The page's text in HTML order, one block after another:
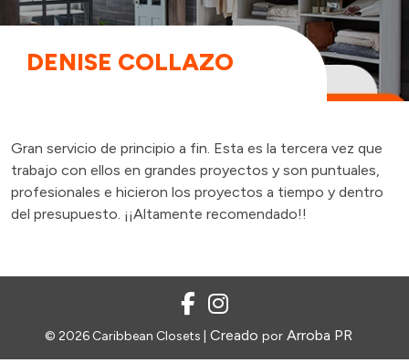
DENISE COLLAZO
Gran servicio de principio a fin. Esta es la tercera vez que
trabajo con ellos en grandes proyectos y son puntuales,
profesionales e hicieron los proyectos a tiempo y dentro
del presupuesto. ¡¡Altamente recomendado!!
© 2026 Caribbean Closets | Creado por Arroba PR